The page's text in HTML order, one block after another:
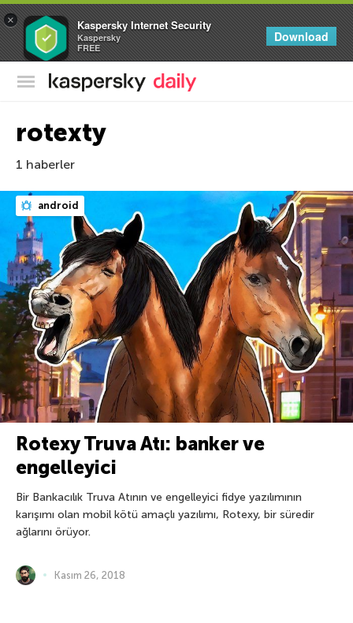
× Kaspersky Internet Security
Kaspersky
FREE
Download
Kaspersky Resmi Blogu
rotexty
1 haberler
android
Rotexy Truva Atı: banker ve
engelleyici
Bir Bankacılık Truva Atının ve engelleyici fidye yazılımının
karışımı olan mobil kötü amaçlı yazılımı, Rotexy, bir süredir
ağlarını örüyor.
Kasım 26, 2018